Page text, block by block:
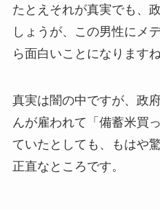
たとえそれが真実でも、
しょうが、この男性にメ
ら面白いことになりますね
真実は闇の中ですが、政
んが雇われて「備蓄米買
ていたとしても、もはや
正直なところです。